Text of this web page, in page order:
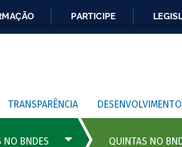
PARTICIPE
TRANSPARÊNCIA